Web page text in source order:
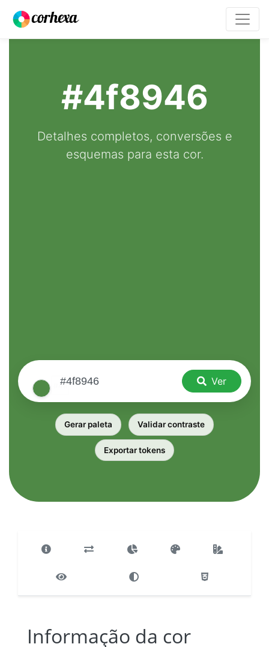
#4f8946
Detalhes completos, conversões e
esquemas para esta cor.
Ver
Gerar paleta Validar contraste
Exportar tokens
Informação da cor